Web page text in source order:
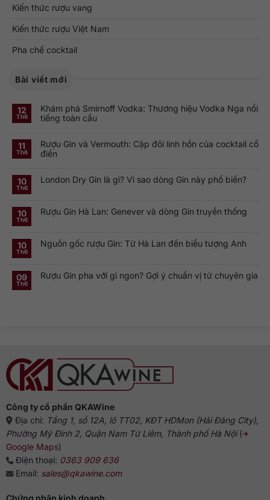
Kiến thức rượu vang
Kiến thức rượu Việt Nam
Pha chế cocktail
Bài viết mới
12
Th6
Khám phá Smirnoff Vodka: Thương hiệu Vodka Nga nổi
tiếng toàn cầu
bình
luận
ở
Vodka:
Nga
nổi
11
Th6
Rượu Gin và Vermouth: Cặp đôi linh hồn của cocktail cổ
điển
bình
luận
và
Vermouth:
hồn
của
10
Th6
London Dry Gin là gì? Vì sao dòng Gin này phổ biến?
luận
ở
là
Gin
10
Th6
Rượu Gin Hà Lan: Genever và dòng Gin truyền thống
luận
ở
Lan:
Genever
10
Th6
Nguồn gốc rượu Gin: Từ Hà Lan đến biểu tượng Anh
luận
ở
09
Th6
Rượu Gin pha với gì ngon? Gợi ý chuẩn vị từ chuyên gia
Gợi
ý
chuẩn
vị
từ
chuyên
Công ty cổ phần QKAWine
Địa chỉ: Tầng 1, số 12A, lô TT02, KĐT HDMon (Hải Đăng City),
Phường Mỹ Đình 2, Quận Nam Từ Liêm, Thành phố Hà Nội(
Google Maps)
Điện thoại: 0363 909 636
Email: sales@qkawine.com
Chứng nhận kinh doanh